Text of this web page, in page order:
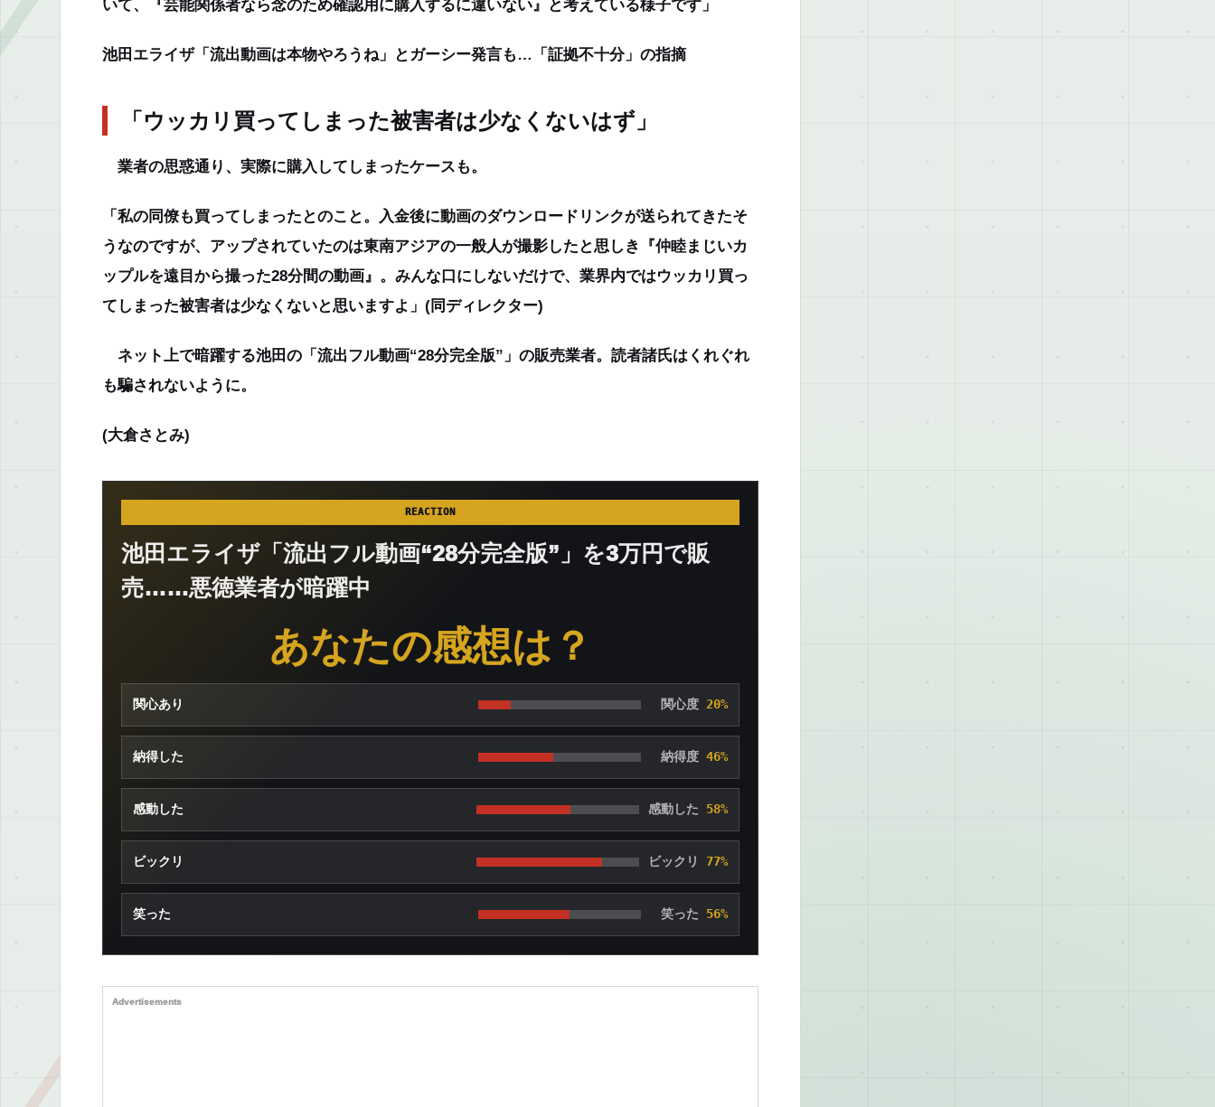
いて、『芸能関係者なら念のため確認用に購入するに違いない』と考えている様子です」
池田エライザ「流出動画は本物やろうね」とガーシー発言も…「証拠不十分」の指摘
「ウッカリ買ってしまった被害者は少なくないはず」
業者の思惑通り、実際に購入してしまったケースも。
「私の同僚も買ってしまったとのこと。入金後に動画のダウンロードリンクが送られてきたそ
うなのですが、アップされていたのは東南アジアの一般人が撮影したと思しき『仲睦まじいカ
ップルを遠目から撮った28分間の動画』。みんな口にしないだけで、業界内ではウッカリ買っ
てしまった被害者は少なくないと思いますよ」 (同ディレクター)
ネット上で暗躍する池田の「流出フル動画“28分完全版”」の販売業者。読者諸氏はくれぐれ
も騙されないように。
(大倉さとみ)
REACTION
池田エライザ「流出フル動画“28分完全版”」を3万円で販
売……悪徳業者が暗躍中
あなたの感想は？
関心あり 関心度 20%
納得した 納得度 46%
感動した 感動した 58%
ビックリ ビックリ 77%
笑った 笑った 56%
Advertisements